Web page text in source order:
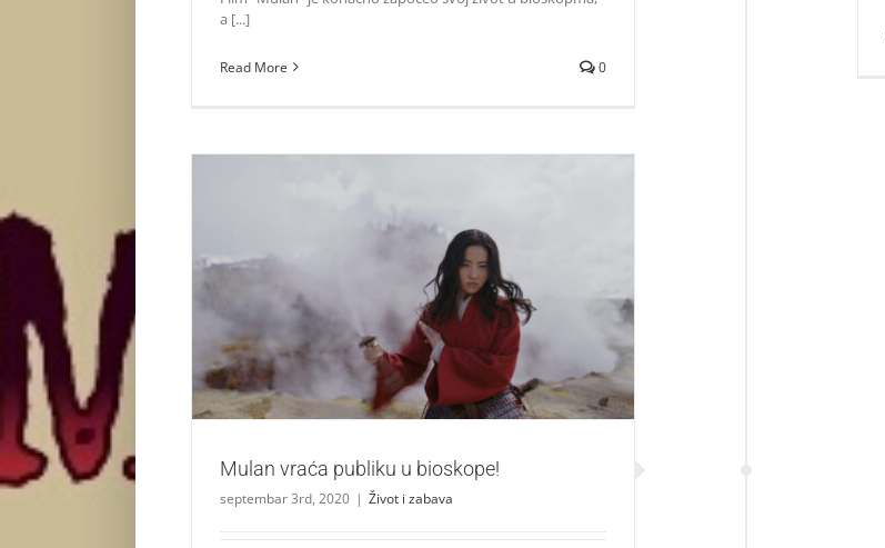
a [...]
Read More 0
Mulan vraća publiku u bioskope!
Život i zabava
Mulan vraća publiku u bioskope!
septembar 3rd, 2020 | Život i zabava